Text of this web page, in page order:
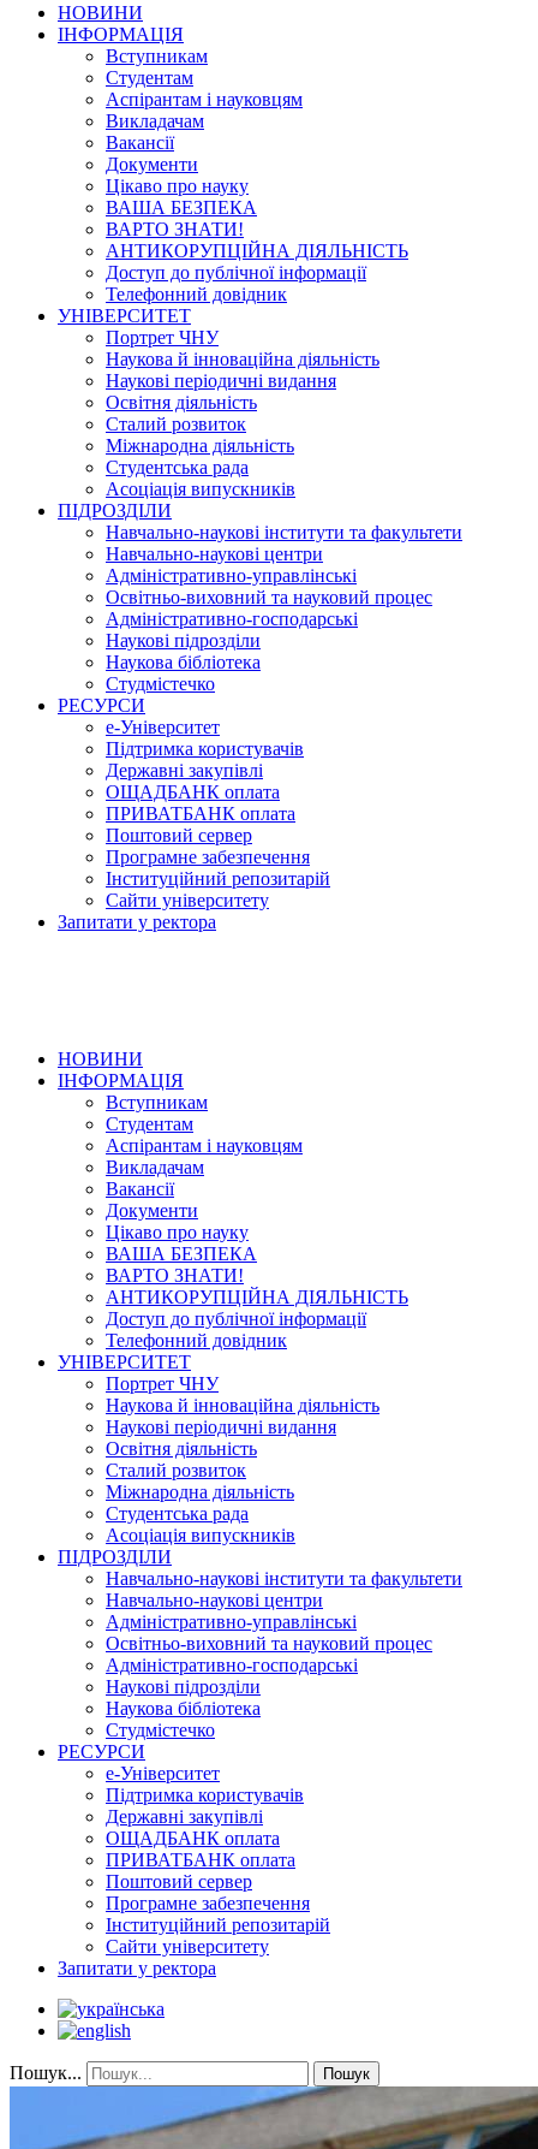
НОВИНИ
ІНФОРМАЦІЯ
Вступникам
Студентам
Аспірантам і науковцям
Викладачам
Вакансії
Документи
Цікаво про науку
ВАША БЕЗПЕКА
ВАРТО ЗНАТИ!
АНТИКОРУПЦІЙНА ДІЯЛЬНІСТЬ
Доступ до публічної інформації
Телефонний довідник
УНІВЕРСИТЕТ
Портрет ЧНУ
Наукова й інноваційна діяльність
Наукові періодичні видання
Освітня діяльність
Сталий розвиток
Міжнародна діяльність
Студентська рада
Асоціація випускників
ПІДРОЗДІЛИ
Навчально-наукові інститути та факультети
Навчально-наукові центри
Адміністративно-управлінські
Освітньо-виховний та науковий процес
Адміністративно-господарські
Наукові підрозділи
Наукова бібліотека
Студмістечко
РЕСУРСИ
е-Університет
Підтримка користувачів
Державні закупівлі
ОЩАДБАНК оплата
ПРИВАТБАНК оплата
Поштовий сервер
Програмне забезпечення
Інституційний репозитарій
Сайти університету
Запитати у ректора
НОВИНИ
ІНФОРМАЦІЯ
Вступникам
Студентам
Аспірантам і науковцям
Викладачам
Вакансії
Документи
Цікаво про науку
ВАША БЕЗПЕКА
ВАРТО ЗНАТИ!
АНТИКОРУПЦІЙНА ДІЯЛЬНІСТЬ
Доступ до публічної інформації
Телефонний довідник
УНІВЕРСИТЕТ
Портрет ЧНУ
Наукова й інноваційна діяльність
Наукові періодичні видання
Освітня діяльність
Сталий розвиток
Міжнародна діяльність
Студентська рада
Асоціація випускників
ПІДРОЗДІЛИ
Навчально-наукові інститути та факультети
Навчально-наукові центри
Адміністративно-управлінські
Освітньо-виховний та науковий процес
Адміністративно-господарські
Наукові підрозділи
Наукова бібліотека
Студмістечко
РЕСУРСИ
е-Університет
Підтримка користувачів
Державні закупівлі
ОЩАДБАНК оплата
ПРИВАТБАНК оплата
Поштовий сервер
Програмне забезпечення
Інституційний репозитарій
Сайти університету
Запитати у ректора
Пошук... Пошук